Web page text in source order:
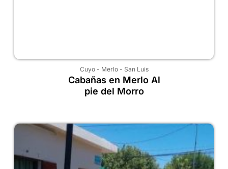
Cuyo- Merlo- San Luis
Cabañas en Merlo Al
pie del Morro